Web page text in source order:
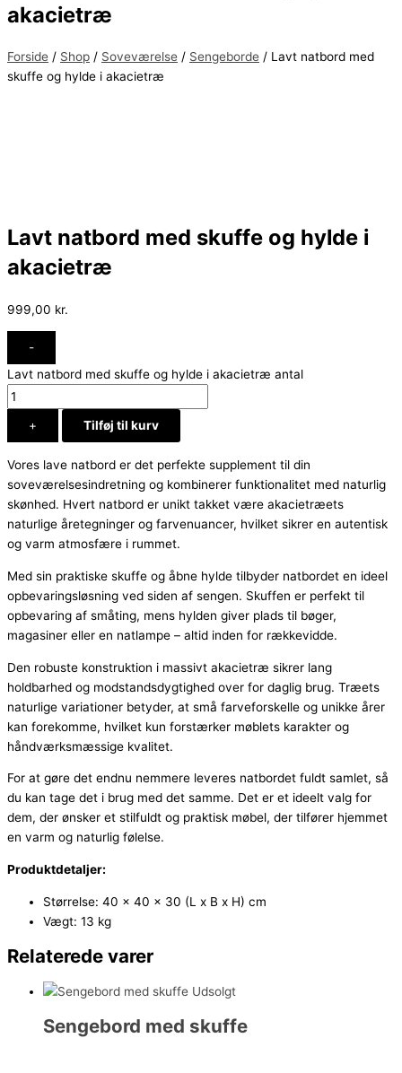
akacietræ
Forside / Shop / Soveværelse / Sengeborde / Lavt natbord med
skuffe og hylde i akacietræ
Lavt natbord med skuffe og hylde i
akacietræ
999,00 kr.
-
Lavt natbord med skuffe og hylde i akacietræ antal
+ Tilføj til kurv
Vores lave natbord er det perfekte supplement til din
soveværelsesindretning og kombinerer funktionalitet med naturlig
skønhed. Hvert natbord er unikt takket være akacietræets
naturlige åretegninger og farvenuancer, hvilket sikrer en autentisk
og varm atmosfære i rummet.
Med sin praktiske skuffe og åbne hylde tilbyder natbordet en ideel
opbevaringsløsning ved siden af sengen. Skuffen er perfekt til
opbevaring af småting, mens hylden giver plads til bøger,
magasiner eller en natlampe – altid inden for rækkevidde.
Den robuste konstruktion i massivt akacietræ sikrer lang
holdbarhed og modstandsdygtighed over for daglig brug. Træets
naturlige variationer betyder, at små farveforskelle og unikke årer
kan forekomme, hvilket kun forstærker møblets karakter og
håndværksmæssige kvalitet.
For at gøre det endnu nemmere leveres natbordet fuldt samlet, så
du kan tage det i brug med det samme. Det er et ideelt valg for
dem, der ønsker et stilfuldt og praktisk møbel, der tilfører hjemmet
en varm og naturlig følelse.
Produktdetaljer:
Størrelse: 40 x 40 x 30 (L x B x H) cm
Vægt: 13 kg
Relaterede varer
Udsolgt
Sengebord med skuffe